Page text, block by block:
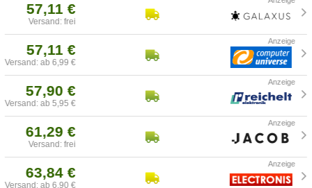
57,11 €
Versand: frei
57,11 €
Versand: ab 6,99 €
57,90 €
Versand: ab 5,95 €
61,29 €
Versand: frei
63,84 €
Versand: ab 6,90 €